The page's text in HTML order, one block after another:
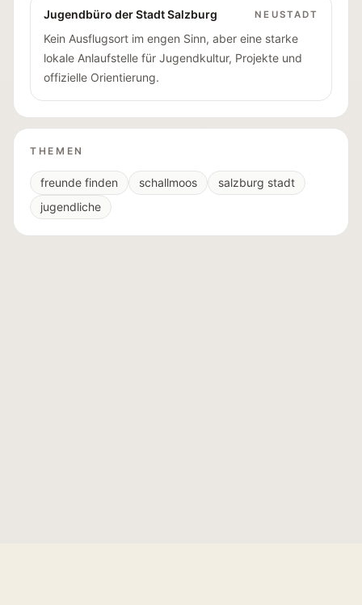
Jugendbüro der Stadt Salzburg NEUSTADT
Kein Ausflugsort im engen Sinn, aber eine starke
lokale Anlaufstelle für Jugendkultur, Projekte und
offizielle Orientierung.
THEMEN
freunde finden schallmoos
salzburg stadt
jugendliche